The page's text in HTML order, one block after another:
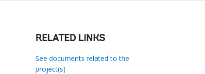
RELATED LINKS
See documents related to the
project(s)